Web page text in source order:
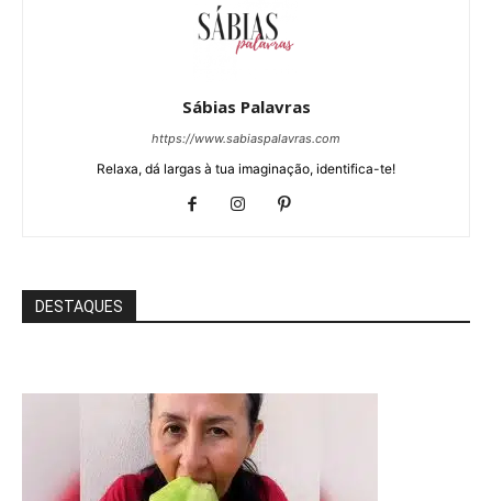
Sábias Palavras
https://www.sabiaspalavras.com
Relaxa, dá largas à tua imaginação, identifica-te!
DESTAQUES